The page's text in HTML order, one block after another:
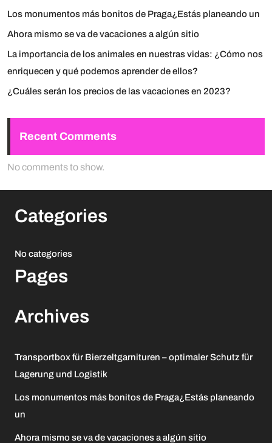
Los monumentos más bonitos de Praga¿Estás planeando un
Ahora mismo se va de vacaciones a algún sitio
La importancia de los animales en nuestras vidas: ¿Cómo nos
enriquecen y qué podemos aprender de ellos?
¿Cuáles serán los precios de las vacaciones en 2023?
Recent Comments
No comments to show.
Categories
No categories
Pages
Archives
Transportbox für Bierzeltgarnituren – optimaler Schutz für
Lagerung und Logistik
Los monumentos más bonitos de Praga¿Estás planeando
un
Ahora mismo se va de vacaciones a algún sitio